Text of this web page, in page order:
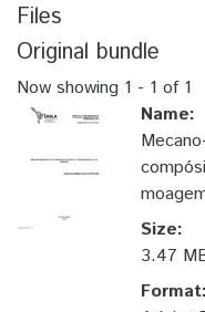
Files
Original bundle
Now showing 1 - 1 of 1
Name:
Size:
3.47
Format: